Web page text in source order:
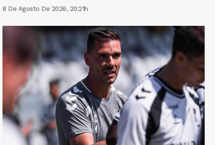
8 De Agosto De 2026, 20:21h